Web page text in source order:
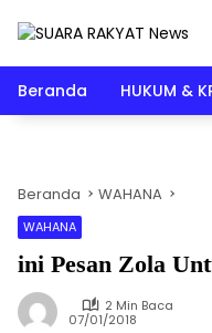
Beranda
HUKUM &
Beranda WAHANA
WAHANA
ini Pesan Zola
2 Min Baca
07/01/2018